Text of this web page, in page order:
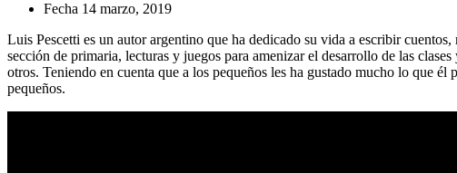
Fecha 14 marzo, 2019
Luis Pescetti es un autor argentino que ha dedicado su vida a escribir
sección de primaria, lecturas y juegos para amenizar el desarrollo de las
otros. Teniendo en cuenta que a los pequeños les ha gustado mucho lo que
pequeños.